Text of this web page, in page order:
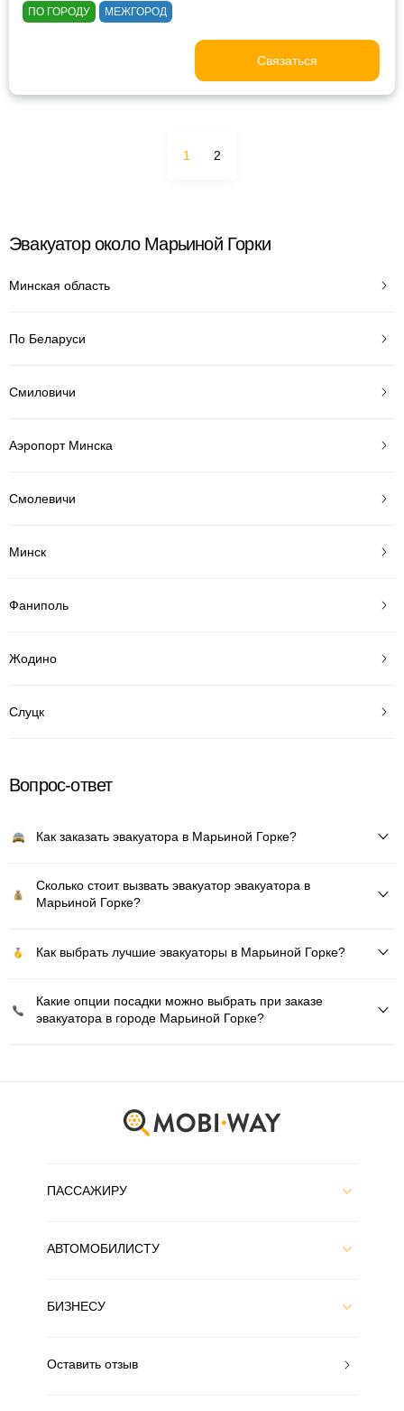
ПО ГОРОДУ МЕЖГОРОД
Связаться
1 2
Эвакуатор около Марьиной Горки
Минская область
По Беларуси
Смиловичи
Аэропорт Минска
Смолевичи
Минск
Фаниполь
Жодино
Слуцк
Вопрос-ответ
Как заказать эвакуатора в Марьиной Горке?
Сколько стоит вызвать эвакуатор эвакуатора в
Марьиной Горке?
Как выбрать лучшие эвакуаторы в Марьиной Горке?
Какие опции посадки можно выбрать при заказе
эвакуатора в городе Марьиной Горке?
ПАССАЖИРУ
АВТОМОБИЛИСТУ
БИЗНЕСУ
Оставить отзыв